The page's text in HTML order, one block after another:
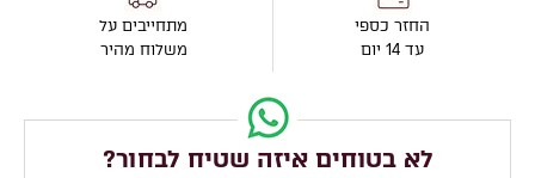
החזר כספי
עד 14 יום
מתחייבים על
משלוח מהיר
לא בטוחים איזה שטיח לבחור?